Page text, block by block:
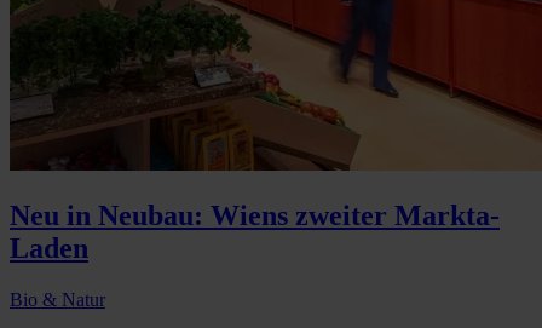
Neu in Neubau: Wiens zweiter Markta-
Laden
Bio & Natur